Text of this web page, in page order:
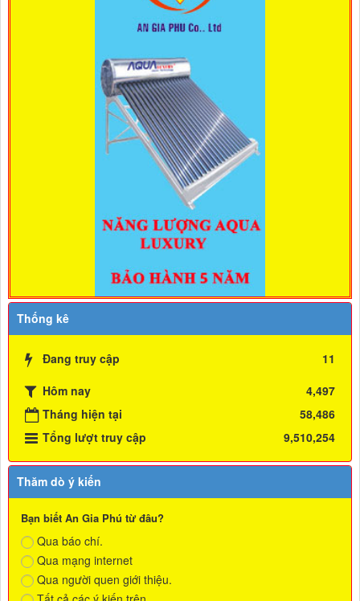
Thống kê
Đang truy cập
11
Hôm nay
4,497
Tháng hiện tại
58,486
Tổng lượt truy cập
9,510,254
Thăm dò ý kiến
Bạn biết An Gia Phú từ đâu?
Qua báo chí.
Qua mạng internet
Qua người quen giới thiệu.